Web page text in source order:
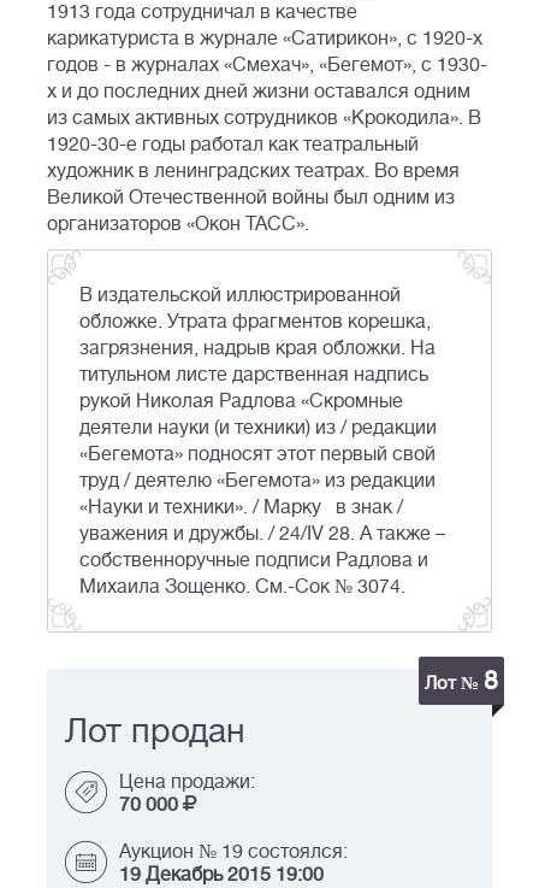
1913 года сотрудничал в качестве
карикатуриста в журнале «Сатирикон», с 1920-х
годов - в журналах «Смехач», «Бегемот», с 1930-
х и до последних дней жизни оставался одним
из самых активных сотрудников «Крокодила». В
1920-30-е годы работал как театральный
художник в ленинградских театрах. Во время
Великой Отечественной войны был одним из
организаторов «Окон ТАСС».
В издательской иллюстрированной
обложке. Утрата фрагментов корешка,
загрязнения, надрыв края обложки. На
титульном листе дарственная надпись
рукой Николая Радлова «Скромные
деятели науки (и техники) из / редакции
«Бегемота» подносят этот первый свой
труд / деятелю «Бегемота» из редакции
«Науки и техники». / Марку в знак /
уважения и дружбы. / 24/IV 28. А также –
собственноручные подписи Радлова и
Михаила Зощенко. См.-Сок № 3074.
Лот № 8
Лот продан
Цена продажи:
70 000
Аукцион № 19 состоялся:
19 Декабрь 2015 19:00